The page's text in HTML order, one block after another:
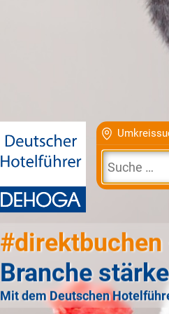
#direktbuchen
Branche
Mit dem Deutschen